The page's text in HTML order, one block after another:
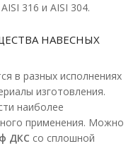
316 и AISI 304.
НАВЕСНЫХ
в разных исполнениях
изготовления.
наиболее
применения. Можно
ДКС со сплошной